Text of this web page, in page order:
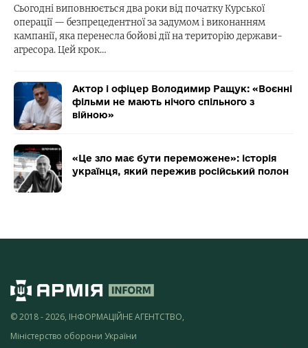
Сьогодні виповнюється два роки від початку Курської
операції — безпрецедентної за задумом і виконанням
кампанії, яка перенесла бойові дії на територію держави-
агресора. Цей крок…
Актор і офіцер Володимир Ращук: «Воєнні
фільми не мають нічого спільного з
війною»
«Це зло має бути переможене»: історія
українця, який пережив російський полон
© 2018 - 2026, ІНФОРМАЦІЙНЕ АГЕНТСТВО,
Міністерство оборони України